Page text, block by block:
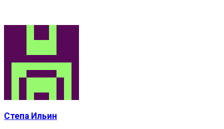
Степа Ильин